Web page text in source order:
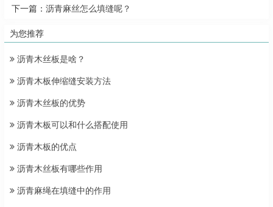
下一篇： 沥青麻丝怎么填缝呢？
为您推荐
沥青木丝板是啥？
沥青木板伸缩缝安装方法
沥青木丝板的优势
沥青木板可以和什么搭配使用
沥青木板的优点
沥青木丝板有哪些作用
沥青麻绳在填缝中的作用